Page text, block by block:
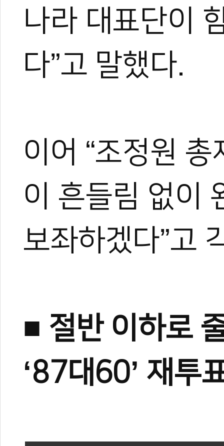
나라 대표단이
다”고 말했다.
이어 “조정원
이 흔들림 없이
보좌하겠다”고
■ 절반 이하로
‘87대60’ 재투
#조정원 #양진방 #세계태권도연맹 #부총재 #총재
#집행위원